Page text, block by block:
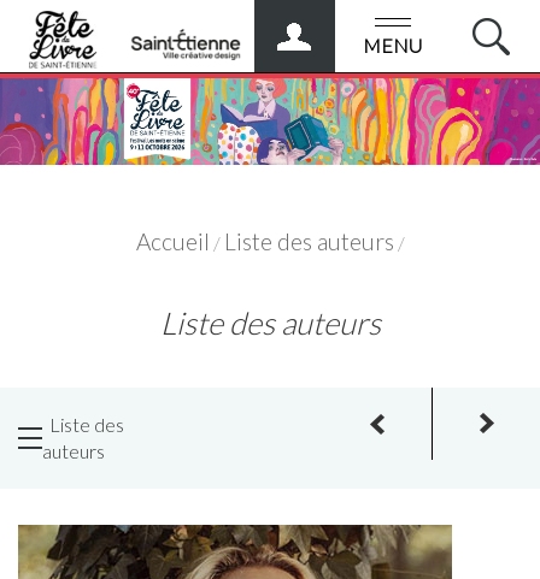
PRO
MENU
Accueil / Liste des auteurs /
Liste des auteurs
Liste des
auteurs